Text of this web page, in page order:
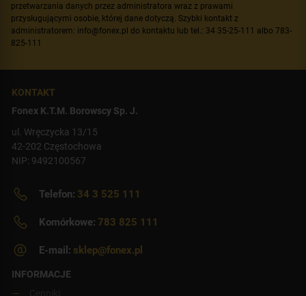
przetwarzania danych przez administratora wraz z prawami
przysługującymi osobie, której dane dotyczą. Szybki kontakt z
administratorem: info@fonex.pl do kontaktu lub tel.: 34 35-25-111 albo 783-
825-111
KONTAKT
Fonex K.T.M. Borowscy Sp. J.
ul. Wręczycka 13/15
42-202 Częstochowa
NIP: 9492100567
Telefon: 34 3 525 111
Komórkowe: 783 825 111
E-mail: sklep@fonex.pl
INFORMACJE